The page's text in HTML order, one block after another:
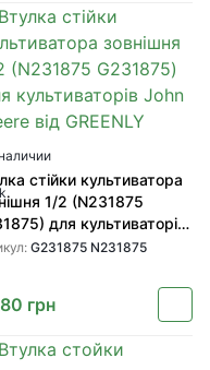
стійки культиватора
1/2 (N231875
для культиваторів
Deere від GREENLY
G231875 N231875
грн